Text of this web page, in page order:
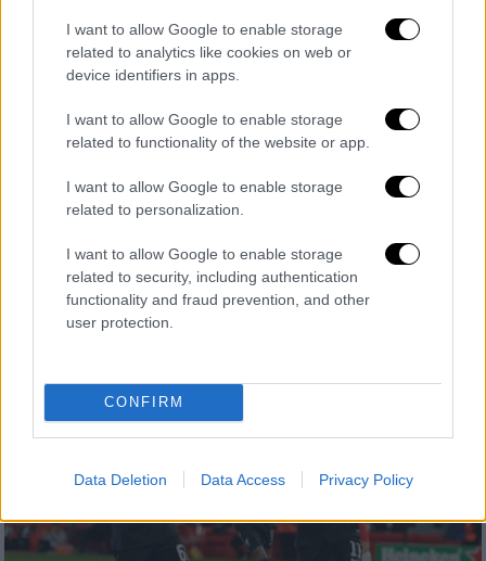
I want to allow Google to enable storage
related to analytics like cookies on web or
device identifiers in apps.
I want to allow Google to enable storage
related to functionality of the website or app.
I want to allow Google to enable storage
related to personalization.
I want to allow Google to enable storage
related to security, including authentication
functionality and fraud prevention, and other
user protection.
CONFIRM
Data Deletion Data Access Privacy Policy
Ελλάδα|10.12.2024 22:25
Θλίψη για τον θάνατο 17χρονου μετά από
τροχαίο με μηχανή - Βενζινάδικο κόβει
τα καύσιμα σε όσους δεν φορούν κράνος
Ο ανήλικος ενεπλάκη σε τροχαίο με μηχανή
στην Οδό Ηρώων Πολυτεχνείου στην
Κίσαμο, στις 23 Νοεμβρίου